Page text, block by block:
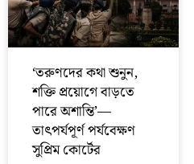
‘তরুণদের কথা শুনুন,
শক্তি প্রয়োগে বাড়তে
পারে অশান্তি’—
তাৎপর্যপূর্ণ পর্যবেক্ষণ
সুপ্রিম কোর্টের